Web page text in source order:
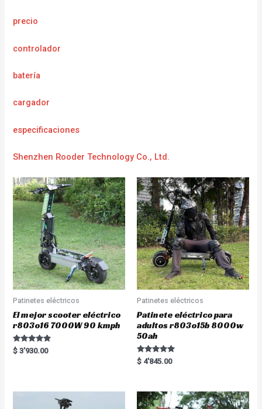
precio
controlador
batería
cargador
especificaciones
Shenzhen Rooder Technology Co., Ltd.
Patinetes eléctricos
El mejor scooter eléctrico
r803o16 7000W 90 kmph
Rated
5.00
$ 3'930.00
Patinetes eléctricos
Patinete eléctrico para
adultos r803o15b 8000w
50ah
Rated
5.00
$ 4'845.00